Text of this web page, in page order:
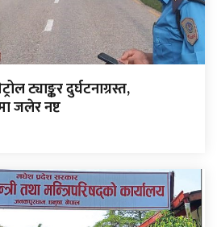
ट्याङ्कर दुर्घटनाग्रस्त,
जलेर नष्ट